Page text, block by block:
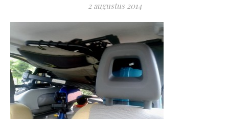
2 augustus 2014